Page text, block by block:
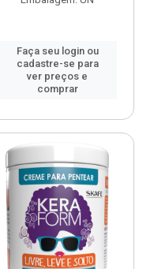
Faça seu login ou
cadastre-se para
ver preços e
comprar